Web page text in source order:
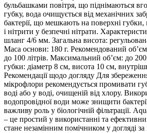
бульбашками повітря, що піднімаються
губку, вода очищується від механічних
бактерії, що мешкають на поверхні губки,
і нітрити у безпечні нітрати.
шланг 4/6 мм. Загальна висота:
Маса основи: 180 г. Рекомендований об’єм
до 100 літрів. Максимальний об’єм: до 200
губки: діаметр 8 см, висота 10 см,
Рекомендації щодо догляду Для
мікрофлори рекомендується промивати
воді або у воді, очищеній від хлору.
водопровідної води може знищити
важливу роль у біологічній фільтрації.
– це простий у використанні та
стане незамінним помічником у догляді